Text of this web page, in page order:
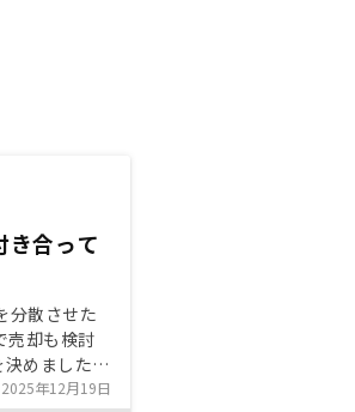
き合って
分散させた
売却も検討
めました。
して非常に丁
2025年12月19日